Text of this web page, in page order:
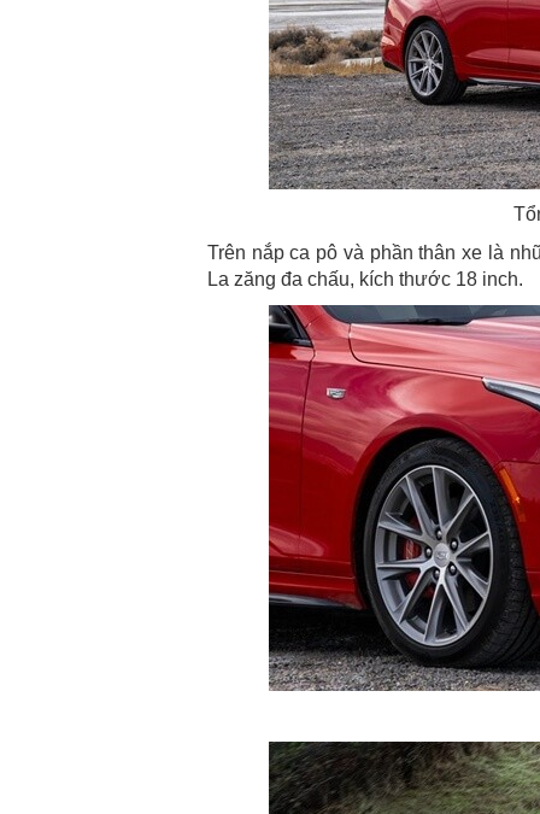
Trên nắp ca pô và phần thân xe là
La zăng đa chấu, kích thước 18 inch.